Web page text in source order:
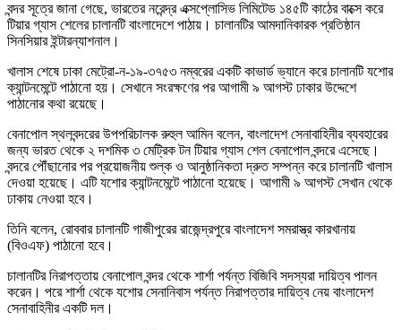
বন্দর সূত্রে জানা গেছে, ভারতের নরেন্দ্র এক্সপ্লোসিভ লিমিটেড ১৪৫টি কাঠের বাক্সে করে
টিয়ার গ্যাস শেলের চালানটি বাংলাদেশে পাঠায়। চালানটির আমদানিকারক প্রতিষ্ঠান
সিনসিয়ার ইন্টারন্যাশনাল।
খালাস শেষে ঢাকা মেট্রো-ন-১৯-৩৭৫৩ নম্বরের একটি কাভার্ড ভ্যানে করে চালানটি যশোর
ক্যান্টনমেন্টে পাঠানো হয়। সেখানে সংরক্ষণের পর আগামী ৯ আগস্ট ঢাকার উদ্দেশে
পাঠানোর কথা রয়েছে।
বেনাপোল স্থলবন্দরের উপপরিচালক রুহুল আমিন বলেন, বাংলাদেশ সেনাবাহিনীর ব্যবহারের
জন্য ভারত থেকে ২ দশমিক ৩ মেট্রিক টন টিয়ার গ্যাস শেল বেনাপোল বন্দরে এসেছে।
বন্দরে পৌঁছানোর পর প্রয়োজনীয় শুল্ক ও আনুষ্ঠানিকতা দ্রুত সম্পন্ন করে চালানটি খালাস
দেওয়া হয়েছে। এটি যশোর ক্যান্টনমেন্টে পাঠানো হয়েছে। আগামী ৯ আগস্ট সেখান থেকে
ঢাকায় নেওয়া হবে।
তিনি বলেন, রোববার চালানটি গাজীপুরের রাজেন্দ্রপুরে বাংলাদেশ সমরাস্ত্র কারখানায়
(বিওএফ) পাঠানো হবে।
চালানটির নিরাপত্তায় বেনাপোল বন্দর থেকে শার্শা পর্যন্ত বিজিবি সদস্যরা দায়িত্ব পালন
করেন। পরে শার্শা থেকে যশোর সেনানিবাস পর্যন্ত নিরাপত্তার দায়িত্ব নেয় বাংলাদেশ
সেনাবাহিনীর একটি দল।